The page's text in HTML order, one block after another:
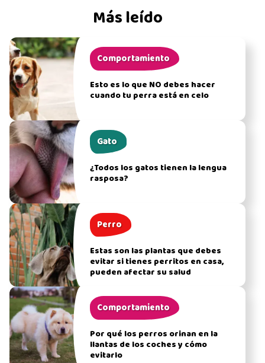
Más leído
Comportamiento
Esto es lo que NO debes hacer
cuando tu perra está en celo
Gato
¿Todos los gatos tienen la lengua
rasposa?
Perro
Estas son las plantas que debes
evitar si tienes perritos en casa,
pueden afectar su salud
Comportamiento
Por qué los perros orinan en la
llantas de los coches y cómo
evitarlo